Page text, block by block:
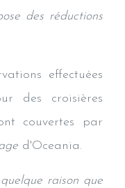
des réductions
effectuées
des croisières
couvertes par
d'Oceania.
raison que